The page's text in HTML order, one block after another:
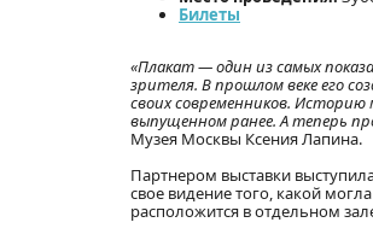
Билеты
«Плакат — один из самых
зрителя. В прошлом веке его
своих современников.
выпущенном ранее. А теперь
Музея Москвы Ксения Лапина.
Партнером выставки
свое видение того, какой
расположится в отдельном